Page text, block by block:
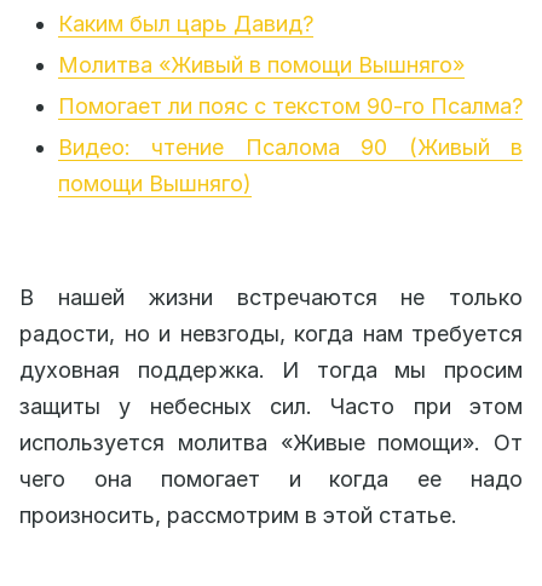
Каким был царь Давид?
Молитва «Живый в помощи Вышняго»
Помогает ли пояс с текстом 90-го Псалма?
Видео: чтение Псалома 90 (Живый в
помощи Вышняго)
В нашей жизни встречаются не только
радости, но и невзгоды, когда нам требуется
духовная поддержка. И тогда мы просим
защиты у небесных сил. Часто при этом
используется молитва «Живые помощи». От
чего она помогает и когда ее надо
произносить, рассмотрим в этой статье.